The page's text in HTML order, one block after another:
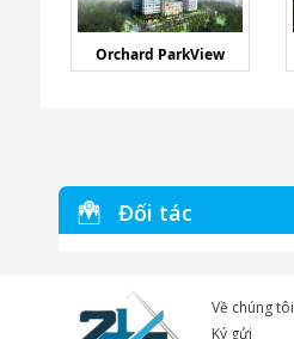
Orchard ParkView
Đối tác
Về chúng tôi
Ký gửi